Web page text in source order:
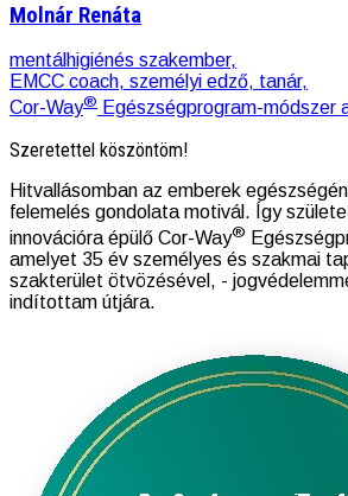
Molnár Renáta
mentálhigiénés szakember,
EMCC coach, személyi edző, tanár,
Cor-Way® Egészségprogram-módszer
Szeretettel köszöntöm!
Hitvallásomban az emberek
felemelés gondolata motivál. Így
innovációra épülő Cor-Way®
amelyet 35 év személyes és szakmai
szakterület ötvözésével, -
indítottam útjára.